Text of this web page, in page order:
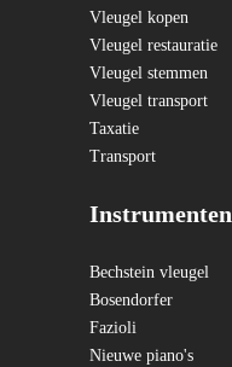
Vleugel kopen
Vleugel restauratie
Vleugel stemmen
Vleugel transport
Taxatie
Transport
Instrumenten
Bechstein vleugel
Bosendorfer
Fazioli
Nieuwe piano's